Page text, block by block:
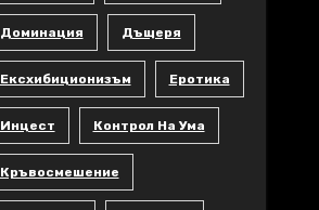
Доминация Дъщеря
Ексхибиционизъм Еротика
Инцест Контрол На Ума
Кръвосмешение